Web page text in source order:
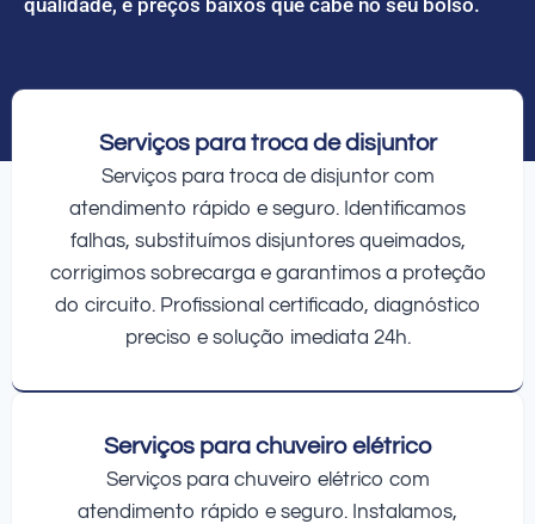
Serviços para troca de disjuntor
Serviços para troca de disjuntor com
atendimento rápido e seguro. Identificamos
falhas, substituímos disjuntores queimados,
corrigimos sobrecarga e garantimos a proteção
do circuito. Profissional certificado, diagnóstico
preciso e solução imediata 24h.
Serviços para chuveiro elétrico
Serviços para chuveiro elétrico com
atendimento rápido e seguro. Instalamos,